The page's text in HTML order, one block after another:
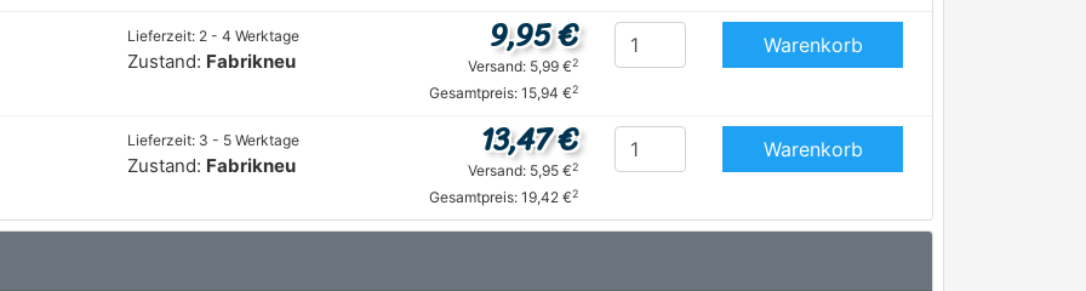
Lieferzeit: 2 - 4 Werktage
Zustand: Fabrikneu
9,95 €
Versand: 5,99 €2
Gesamtpreis: 15,94 €2
Warenkorb
Lieferzeit: 3 - 5 Werktage
Zustand: Fabrikneu
13,47 €
Versand: 5,95 €2
Gesamtpreis: 19,42 €2
Warenkorb